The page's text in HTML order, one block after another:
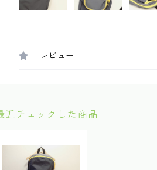
レビュー
近チェックした商品